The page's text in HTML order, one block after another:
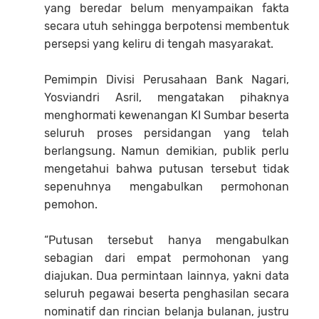
yang beredar belum menyampaikan fakta
secara utuh sehingga berpotensi membentuk
persepsi yang keliru di tengah masyarakat.
Pemimpin Divisi Perusahaan Bank Nagari,
Yosviandri Asril, mengatakan pihaknya
menghormati kewenangan KI Sumbar beserta
seluruh proses persidangan yang telah
berlangsung. Namun demikian, publik perlu
mengetahui bahwa putusan tersebut tidak
sepenuhnya mengabulkan permohonan
pemohon.
“Putusan tersebut hanya mengabulkan
sebagian dari empat permohonan yang
diajukan. Dua permintaan lainnya, yakni data
seluruh pegawai beserta penghasilan secara
nominatif dan rincian belanja bulanan, justru